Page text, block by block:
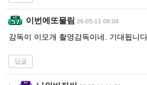
이번에또물림 26-05-11 08:04
감독이 이모개 촬영감독이네. 기대됩니
답글